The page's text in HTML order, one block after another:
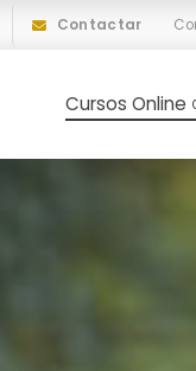
Contactar
Cursos Online